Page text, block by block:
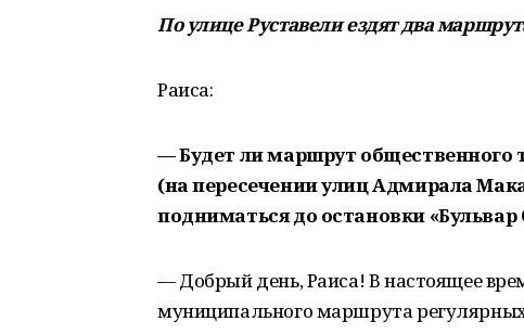
По улице Руставели ездят два
Раиса:
— Будет ли маршрут общественного
(на пересечении улиц Адмирала
подниматься до остановки
— Добрый день, Раиса! В настоящее
муниципального маршрута